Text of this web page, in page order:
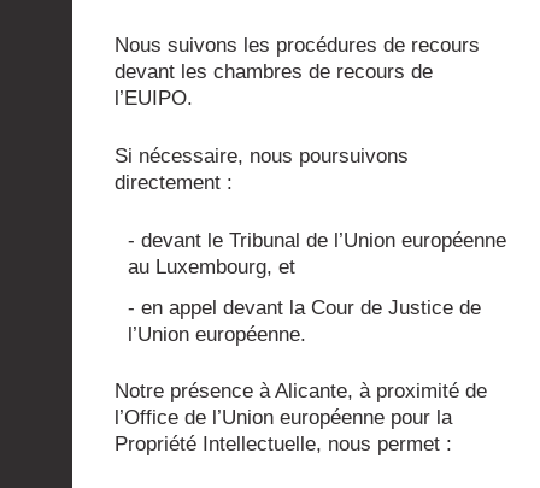
Nous suivons les procédures de recours
devant les chambres de recours de
l’EUIPO.
Si nécessaire, nous poursuivons
directement :
- devant le Tribunal de l’Union européenne
au Luxembourg, et
- en appel devant la Cour de Justice de
l’Union européenne.
Notre présence à Alicante, à proximité de
l’Office de l’Union européenne pour la
Propriété Intellectuelle, nous permet :